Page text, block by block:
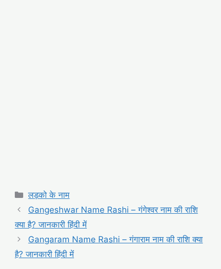
Categories
लड़को के नाम
Gangeshwar Name Rashi – गंगेश्वर नाम की राशि
क्या है? जानकारी हिंदी में
Gangaram Name Rashi – गंगाराम नाम की राशि क्या
है? जानकारी हिंदी में